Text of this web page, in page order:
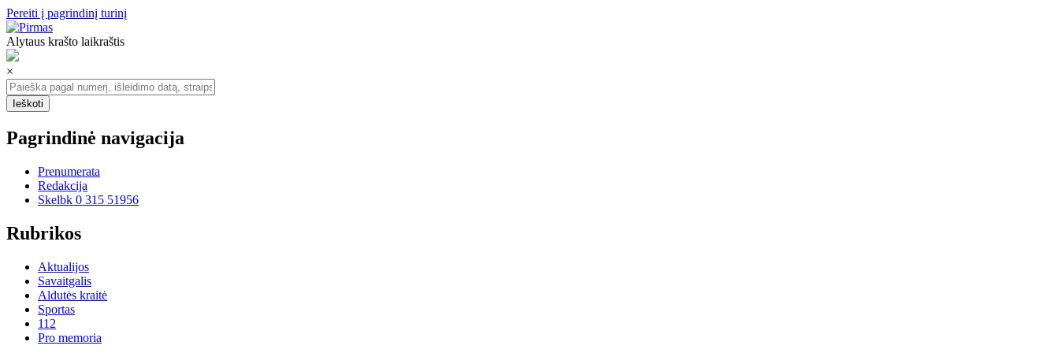
Pereiti į pagrindinį turinį
Alytaus krašto laikraštis
×
Pagrindinė navigacija
Prenumerata
Redakcija
Skelbk 0 315 51956
Rubrikos
Aktualijos
Savaitgalis
Aldutės kraitė
Sportas
112
Pro memoria